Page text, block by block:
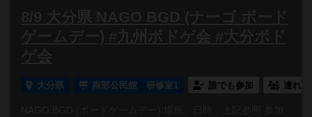
8/9 大分県 NAGO BGD (ナーゴ ボード
ゲームデー) #九州ボドゲ会 #大分ボド
ゲ会
大分県 南部公民館 研修室1 誰でも参加 連れ
NAGO BGD (ボードゲームデー) 場所、日時：上記参照 参加